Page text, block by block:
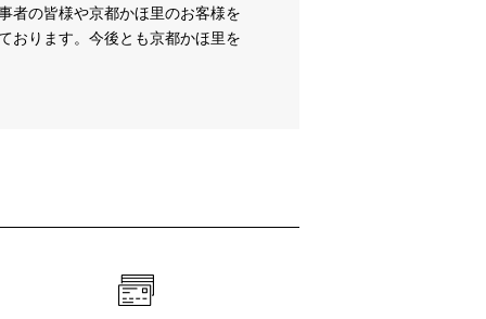
者の皆様や京都かほ里のお客様を
おります。今後とも京都かほ里を